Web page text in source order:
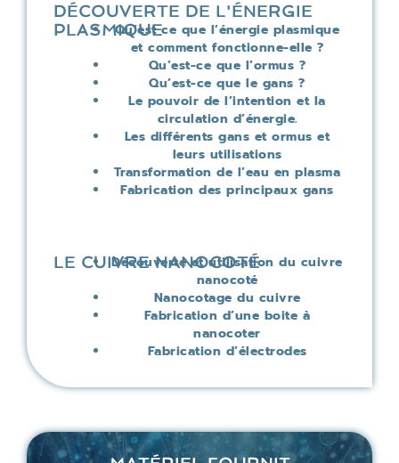
DÉCOUVERTE DE L'ÉNERGIE
PLASMIQUEQu’est ce que l’énergie plasmique
et comment fonctionne-elle ?
Qu’est-ce que l’ormus ?
Qu’est-ce que le gans ?
Le pouvoir de l’intention et la
circulation d’énergie.
Les différents gans et ormus et
leurs utilisations
Transformation de l’eau en plasma
Fabrication des principaux gans
LE CUIVRE NANOCOTÉ
Découverte et utilisation du cuivre
nanocoté
Nanocotage du cuivre
Fabrication d’une boite à
nanocoter
Fabrication d’électrodes